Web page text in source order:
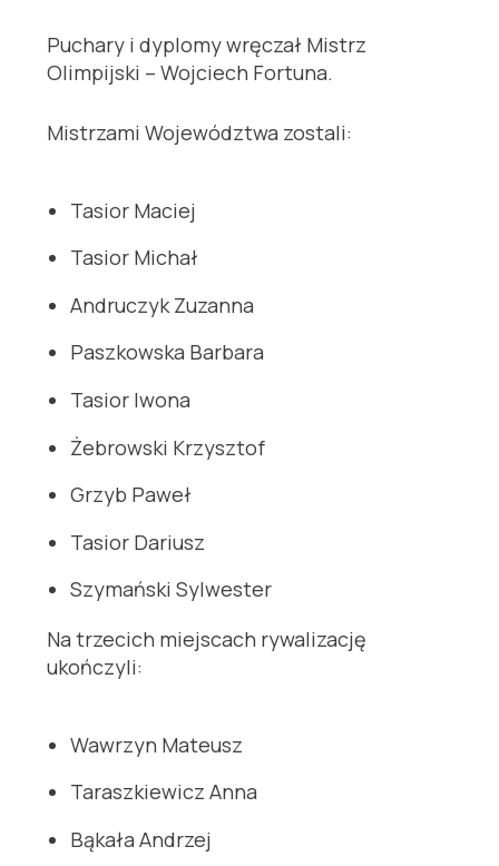
Puchary i dyplomy wręczał Mistrz
Olimpijski – Wojciech Fortuna.
Mistrzami Województwa zostali:
Tasior Maciej
Tasior Michał
Andruczyk Zuzanna
Paszkowska Barbara
Tasior Iwona
Żebrowski Krzysztof
Grzyb Paweł
Tasior Dariusz
Szymański Sylwester
Na trzecich miejscach rywalizację
ukończyli:
Wawrzyn Mateusz
Taraszkiewicz Anna
Bąkała Andrzej